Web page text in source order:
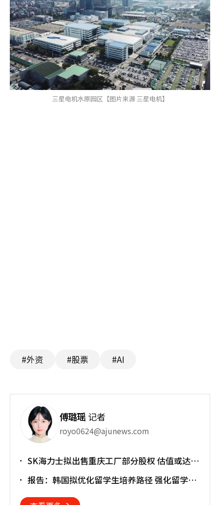
三星电机水原园区【图片来源 三星电机】
#外资 #股票 #AI
傅璐瑶 记者
royo0624@ajunews.com
SK海力士拟出售重庆工厂部分股权 估值或达
报告：韩国拟优化留学生培养路径 强化留学就